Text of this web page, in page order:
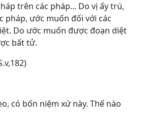
trên các pháp... Do vị ấy trú,
pháp, ước muốn đối với các
Do ước muốn được đoạn diệt
bất tử.
có bốn niệm xứ này. Thế nào